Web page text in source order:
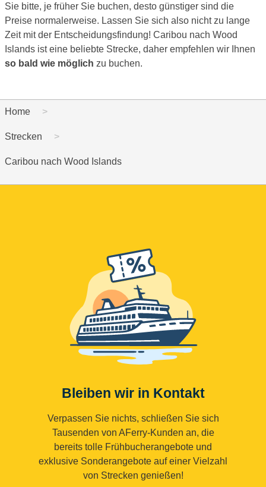
Sie bitte, je früher Sie buchen, desto günstiger sind die
Preise normalerweise. Lassen Sie sich also nicht zu lange
Zeit mit der Entscheidungsfindung! Caribou nach Wood
Islands ist eine beliebte Strecke, daher empfehlen wir Ihnen
so bald wie möglich zu buchen.
Home
Strecken
Caribou nach Wood Islands
Bleiben wir in Kontakt
Verpassen Sie nichts, schließen Sie sich
Tausenden von AFerry-Kunden an, die
bereits tolle Frühbucherangebote und
exklusive Sonderangebote auf einer Vielzahl
von Strecken genießen!